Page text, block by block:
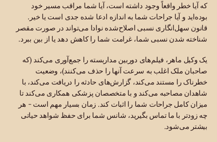
که آیا خطر واقعاً وجود داشته است، آیا شما مراقب مسیر خود
بوده‌اید و آیا جراحات شما به اندازه ادعا شده جدی است یا خیر.
قانون سهل‌انگاری نسبی اصلاح‌شده نوادا می‌تواند در صورت مقصر
شناخته شدن نسبی شما، غرامت شما را کاهش دهد یا از بین ببرد.
یک وکیل ماهر، فیلم‌های دوربین مداربسته را جمع‌آوری می‌کند (که
صاحبان ملک اغلب به سرعت آنها را حذف می‌کنند)، وضعیت
خطرناک را مستند می‌کند، گزارش‌های حادثه را دریافت می‌کند، با
شاهدان مصاحبه می‌کند و با متخصصان پزشکی همکاری می‌کند تا
میزان کامل جراحات شما را اثبات کند. زمان بسیار مهم است - هر
چه زودتر با ما تماس بگیرید، شانس شما برای حفظ شواهد حیاتی
بیشتر می‌شود.